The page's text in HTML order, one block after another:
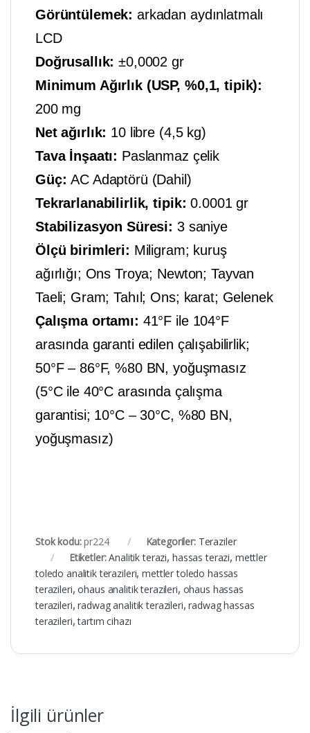
Görüntülemek:arkadan aydınlatmalı
LCD
Doğrusallık: ±0,0002 gr
Minimum Ağırlık (USP, %0,1, tipik):
200 mg
Net ağırlık: 10 libre (4,5 kg)
Tava İnşaatı: Paslanmaz çelik
Güç:AC Adaptörü (Dahil)
Tekrarlanabilirlik, tipik: 0.0001 gr
Stabilizasyon Süresi: 3 saniye
Ölçü birimleri: Miligram; kuruş
ağırlığı; Ons Troya; Newton; Tayvan
Taeli; Gram; Tahıl; Ons; karat; Gelenek
Çalışma ortamı: 41°F ile 104°F
arasında garanti edilen çalışabilirlik;
50°F – 86°F, %80 BN, yoğuşmasız
(5°C ile 40°C arasında çalışma
garantisi; 10°C – 30°C, %80 BN,
yoğuşmasız)
Stok kodu:pr224 Kategoriler: Teraziler
Etiketler:Analitik terazi, hassas terazi, mettler
toledo analitik terazileri,mettler toledo hassas
terazileri,ohaus analitik terazileri, ohaus hassas
terazileri,radwag analitik terazileri,radwag hassas
terazileri,tartım cihazı
İlgili ürünler